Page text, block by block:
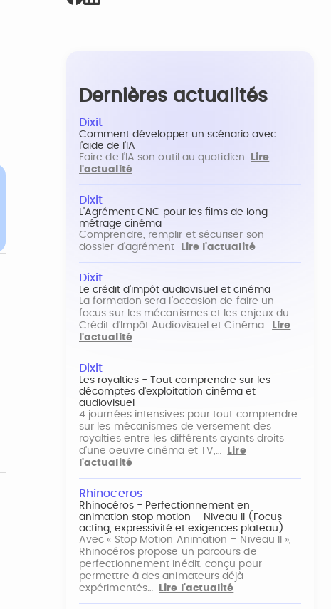
Dernières actualités
Dixit
Comment développer un scénario avec
l'aide de l'IA
Faire de l'IA son outil au quotidien
Lire
l'actualité
Dixit
L'Agrément CNC pour les films de long
métrage cinéma
Comprendre, remplir et sécuriser son
dossier d'agrément
Lire l'actualité
Dixit
Le crédit d'impôt audiovisuel et cinéma
La formation sera l'occasion de faire un
focus sur les mécanismes et les enjeux du
Crédit d'Impôt Audiovisuel et Cinéma.
Lire
l'actualité
Dixit
Les royalties - Tout comprendre sur les
décomptes d'exploitation cinéma et
audiovisuel
4 journées intensives pour tout comprendre
sur les mécanismes de versement des
royalties entre les différents ayants droits
d'une oeuvre cinéma et TV,…
Lire
l'actualité
Rhinoceros
Rhinocéros - Perfectionnement en
animation stop motion – Niveau II (Focus
acting, expressivité et exigences plateau)
Avec « Stop Motion Animation – Niveau II »,
Rhinocéros propose un parcours de
perfectionnement inédit, conçu pour
permettre à des animateurs déjà
expérimentés…
Lire l'actualité